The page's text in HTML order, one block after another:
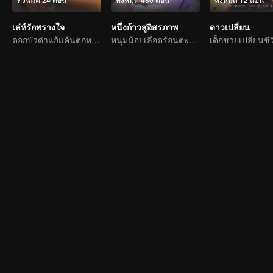
เล่ห์รักพรางใจ
ดอกบัวดำแก้แค้นตกหลุมรักนายแบดบอย
หนึ่งก้าวสู่อิสรภาพ
หนุ่มน้อยเลือดร้อนตะลุยโลกธุลีแดง
ดาวเปลี่ยน